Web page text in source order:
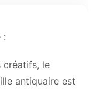
:
créatifs, le
antiquaire est